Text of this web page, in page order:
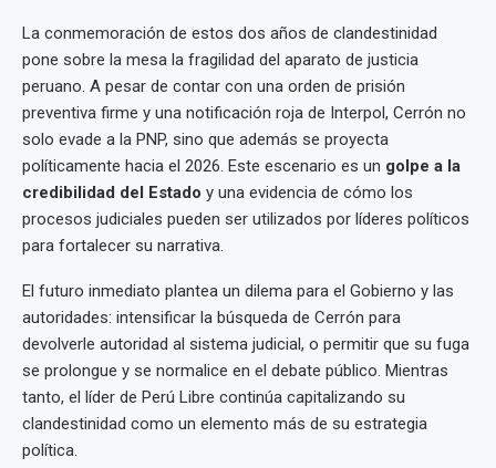
La conmemoración de estos dos años de clandestinidad
pone sobre la mesa la fragilidad del aparato de justicia
peruano. A pesar de contar con una orden de prisión
preventiva firme y una notificación roja de Interpol, Cerrón no
solo evade a la PNP, sino que además se proyecta
políticamente hacia el 2026. Este escenario es un golpe a la
credibilidad del Estado y una evidencia de cómo los
procesos judiciales pueden ser utilizados por líderes políticos
para fortalecer su narrativa.
El futuro inmediato plantea un dilema para el Gobierno y las
autoridades: intensificar la búsqueda de Cerrón para
devolverle autoridad al sistema judicial, o permitir que su fuga
se prolongue y se normalice en el debate público. Mientras
tanto, el líder de Perú Libre continúa capitalizando su
clandestinidad como un elemento más de su estrategia
política.